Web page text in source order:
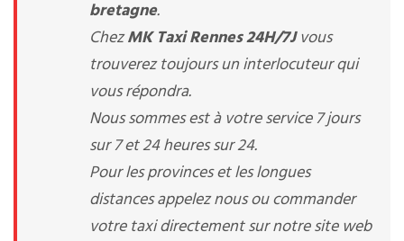
bretagne.
ChezMK Taxi Rennes 24H/7Jvous
trouverez toujours un interlocuteur qui
vous répondra.
Nous sommes est à votre service 7 jours
sur 7 et 24 heures sur 24.
Pour les provinces et les longues
distances appelez nous ou commander
votre taxi directement sur notre site web